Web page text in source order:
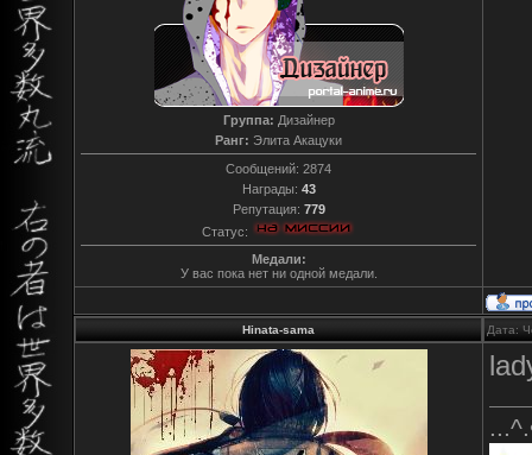
Группа: Дизайнер
Ранг: Элита Акацуки
Сообщений: 2874
Награды: 43
Репутация: 779
Статус:
Медали:
У вас пока нет ни одной медали.
Hinata-sama Дата: